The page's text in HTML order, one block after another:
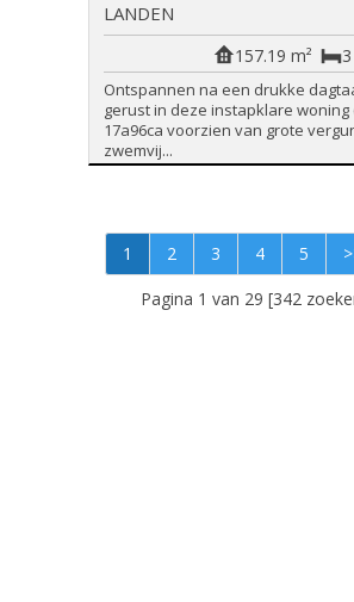
LANDEN
3
157.19 m²
Ontspannen na een drukke
gerust in deze instapklare woning
17a96ca voorzien van grote
zwemvij...
1 2 3 4 5
Pagina 1 van 29 [342